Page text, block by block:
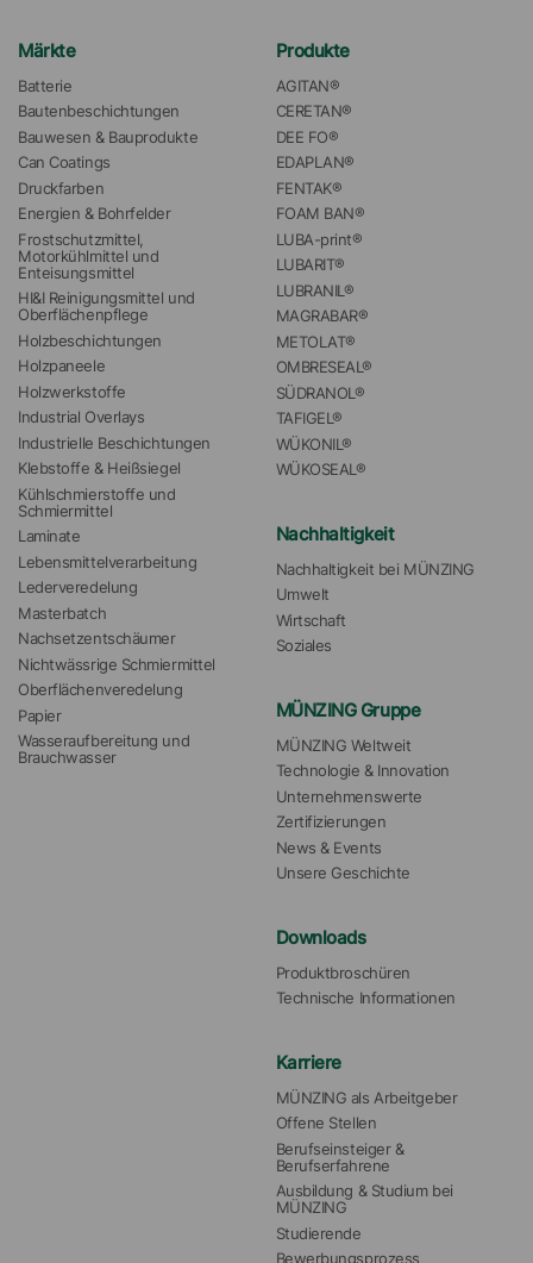
Märkte
Batterie
Bautenbeschichtungen
Bauwesen & Bauprodukte
Can Coatings
Druckfarben
Energien & Bohrfelder
Frostschutzmittel,
Motorkühlmittel und
Enteisungsmittel
HI&I Reinigungsmittel und
Oberflächenpflege
Holzbeschichtungen
Holzpaneele
Holzwerkstoffe
Industrial Overlays
Industrielle Beschichtungen
Klebstoffe & Heißsiegel
Kühlschmierstoffe und
Schmiermittel
Laminate
Lebensmittelverarbeitung
Lederveredelung
Masterbatch
Nachsetzentschäumer
Nichtwässrige Schmiermittel
Oberflächenveredelung
Papier
Wasseraufbereitung und
Brauchwasser
Produkte
AGITAN®
CERETAN®
DEE FO®
EDAPLAN®
FENTAK®
FOAM BAN®
LUBA-print®
LUBARIT®
LUBRANIL®
MAGRABAR®
METOLAT®
OMBRESEAL®
SÜDRANOL®
TAFIGEL®
WÜKONIL®
WÜKOSEAL®
Nachhaltigkeit
Nachhaltigkeit bei MÜNZING
Umwelt
Wirtschaft
Soziales
MÜNZING Gruppe
MÜNZING Weltweit
Technologie & Innovation
Unternehmenswerte
Zertifizierungen
News & Events
Unsere Geschichte
Downloads
Produktbroschüren
Technische Informationen
Karriere
MÜNZING als Arbeitgeber
Offene Stellen
Berufseinsteiger &
Berufserfahrene
Ausbildung & Studium bei
MÜNZING
Studierende
Bewerbungsprozess